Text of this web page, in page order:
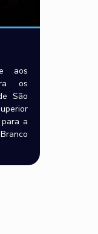
aos
os
São
a